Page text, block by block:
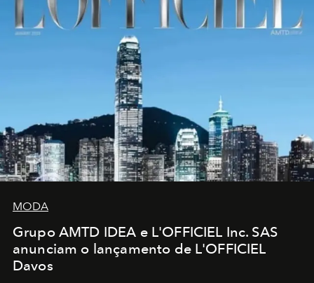
MODA
Grupo AMTD IDEA e L'OFFICIEL Inc. SAS
anunciam o lançamento de L'OFFICIEL
Davos